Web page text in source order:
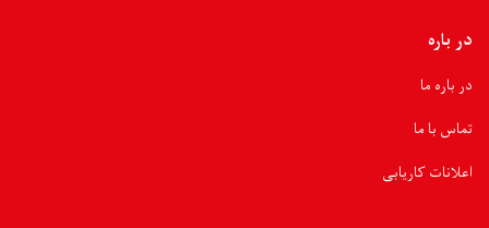
در باره
در باره ما
تماس با ما
اعلانات کاریابی